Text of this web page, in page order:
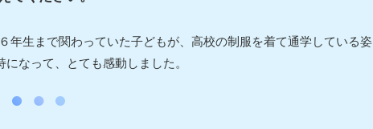
年生まで関わっていた子どもが、高校の制服を着て通学している姿
なって、とても感動しました。